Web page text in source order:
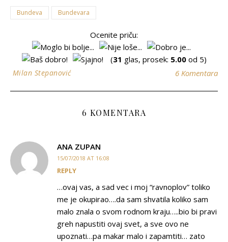
Bundeva Bundevara
Ocenite priču:
(31 glas, prosek: 5.00od 5)
Milan Stepanović 6 Komentara
6 KOMENTARA
ANA ZUPAN
15/07/2018 AT 16:08
REPLY
…ovaj vas, a sad vec i moj “ravnoplov” toliko
me je okupirao….da sam shvatila koliko sam
malo znala o svom rodnom kraju…..bio bi pravi
greh napustiti ovaj svet, a sve ovo ne
upoznati…pa makar malo i zapamtiti… zato